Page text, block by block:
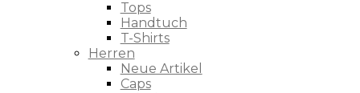
Tops
Handtuch
T-Shirts
Herren
Neue Artikel
Caps